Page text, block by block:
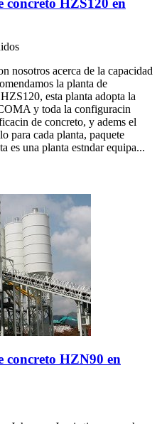
concreto HZS120 en
nosotros acerca de la capacidad
la planta de
esta planta adopta la
y toda la configuracin
de concreto, y adems el
para cada planta, paquete
es una planta estndar equipa...
concreto HZN90 en